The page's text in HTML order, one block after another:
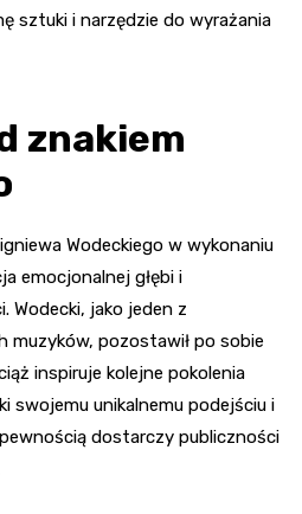
sztuki i narzędzie do wyrażania
znakiem
Wodeckiego w wykonaniu
emocjonalnej głębi i
Wodecki, jako jeden z
muzyków, pozostawił po sobie
inspiruje kolejne pokolenia
swojemu unikalnemu podejściu i
dostarczy publiczności